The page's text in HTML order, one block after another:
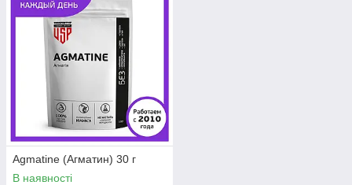
Agmatine (Агматин) 30 г
В наявності